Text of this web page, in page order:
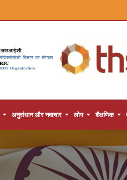
अनुसंधान और नवाचार लोग शैक्षणिक